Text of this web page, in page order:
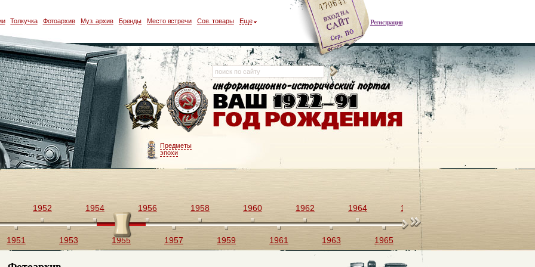
Регистрация
Толкучка Фотоархив Муз. архив Бренды Место встречи Сов. товары Еще
Предметы
эпохи
1951
1952
1953
1954
1955
1956
1957
1958
1959
1960
1961
1962
1963
1964
1965
1966